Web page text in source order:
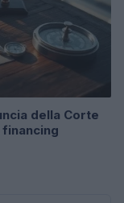
della Corte